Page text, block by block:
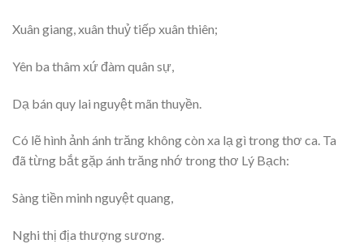
Xuân giang, xuân thuỷ tiếp xuân thiên;
Yên ba thâm xứ đàm quân sự,
Dạ bán quy lai nguyệt mãn thuyền.
Có lẽ hình ảnh ánh trăng không còn xa lạ gì trong thơ ca. Ta
đã từng bắt gặp ánh trăng nhớ trong thơ Lý Bạch:
Sàng tiền minh nguyệt quang,
Nghi thị địa thượng sương.